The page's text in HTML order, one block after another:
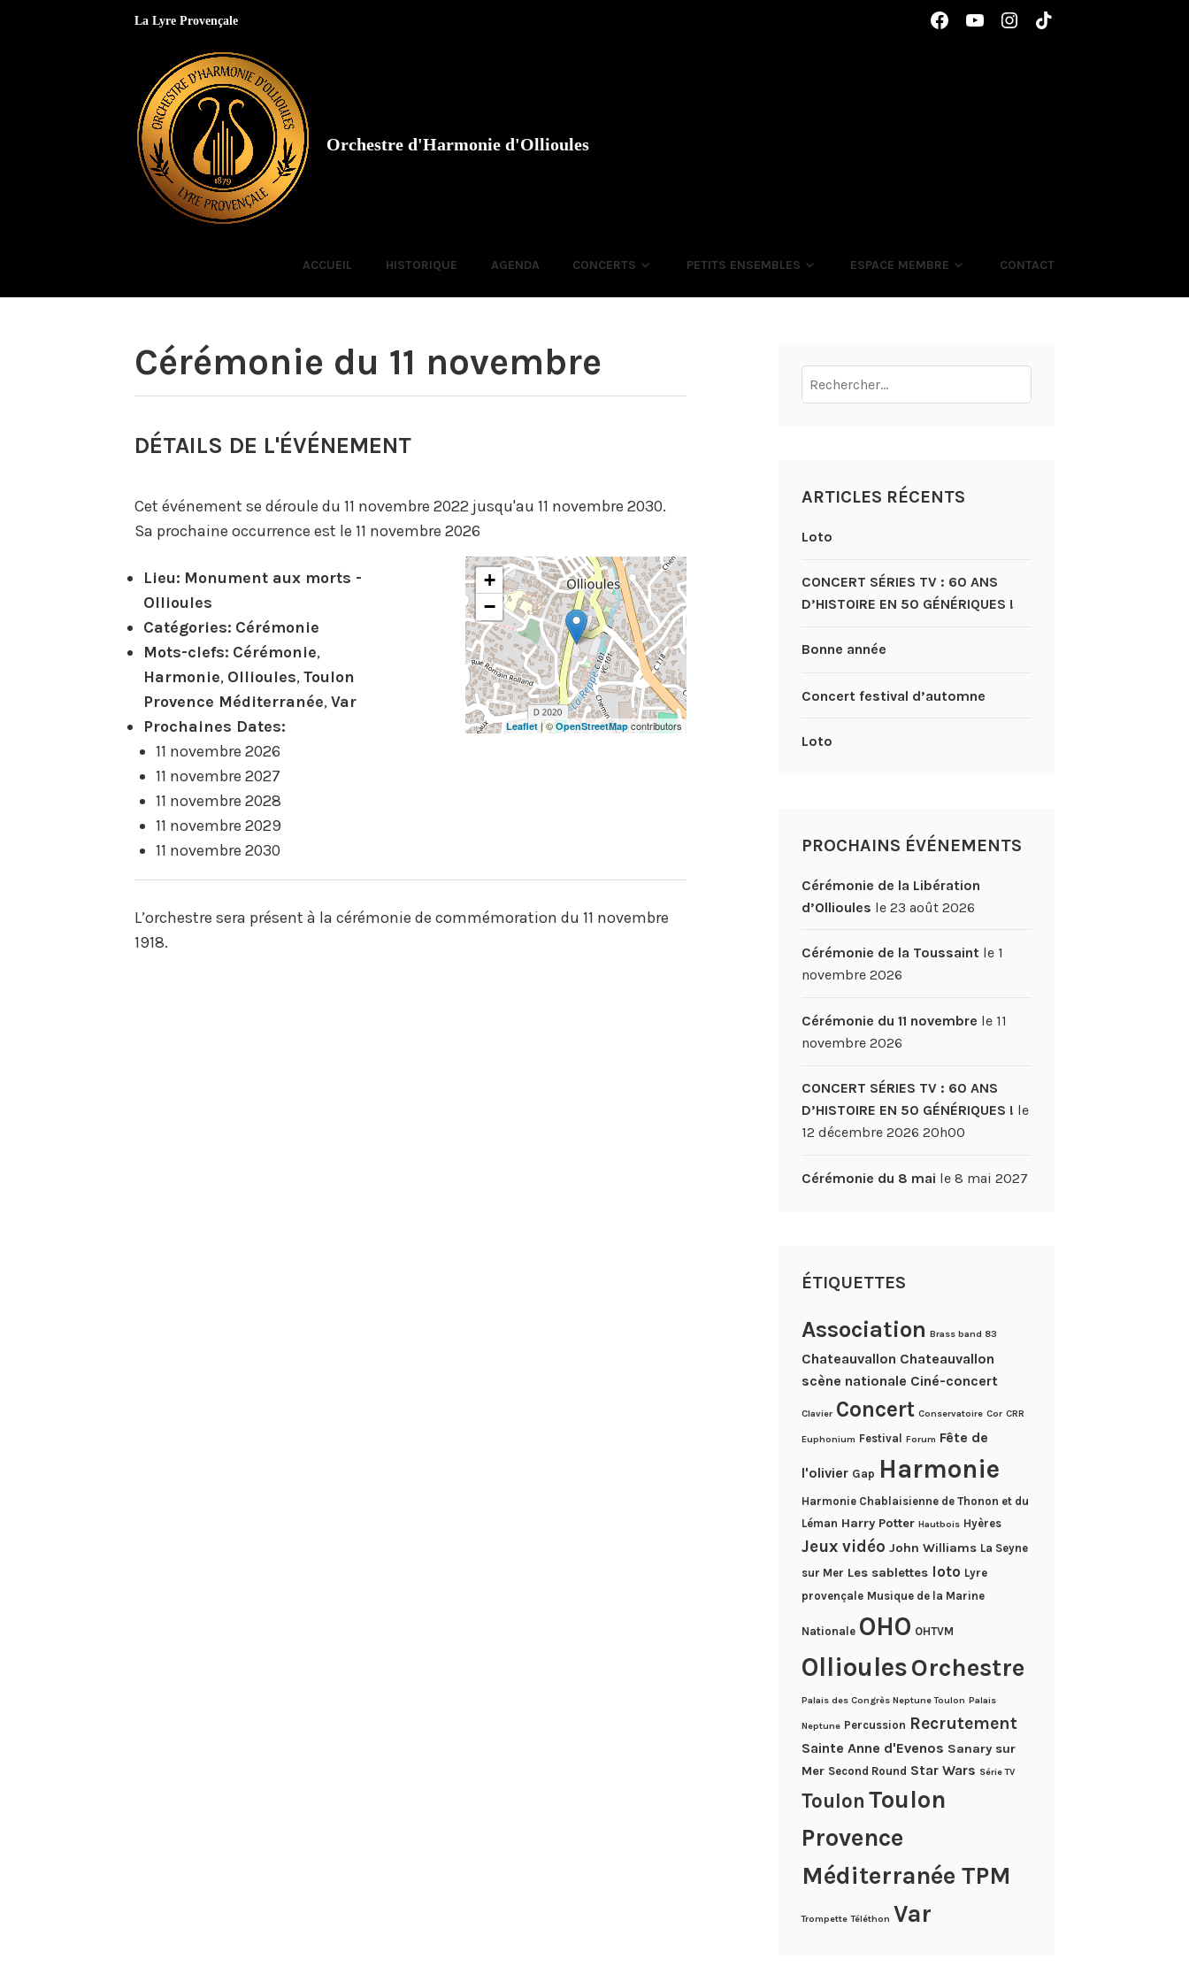
La Lyre Provençale
Élément
de
Élément
de
Élément
de
Élément
de
Orchestre d'Harmonie d'Ollioules
ACCUEIL HISTORIQUE AGENDA CONCERTS PETITS ENSEMBLES ESPACE MEMBRE CONTACT
Cérémonie du 11 novembre
DÉTAILS DE L'ÉVÉNEMENT
Cet événement se déroule du 11 novembre 2022 jusqu'au 11 novembre 2030.
Sa prochaine occurrence est le 11 novembre 2026
Lieu: Monument aux morts -
Ollioules
Catégories: Cérémonie
Mots-clefs: Cérémonie,
Harmonie, Ollioules,Toulon
Provence Méditerranée,Var
Prochaines Dates:
11 novembre 2026
11 novembre 2027
11 novembre 2028
11 novembre 2029
11 novembre 2030
+
−
Leaflet| ©OpenStreetMap contributors
L’orchestre sera présent à la cérémonie de commémoration du 11 novembre
1918.
Rechercher :
ARTICLES RÉCENTS
Loto
CONCERT SÉRIES TV : 60 ANS
D’HISTOIRE EN 50 GÉNÉRIQUES !
Bonne année
Concert festival d’automne
Loto
PROCHAINS ÉVÉNEMENTS
Cérémonie de la Libération
d’Ollioules le 23 août 2026
Cérémonie de la Toussaintle 1
novembre 2026
Cérémonie du 11 novembre le 11
novembre 2026
CONCERT SÉRIES TV : 60 ANS
D’HISTOIRE EN 50 GÉNÉRIQUES ! le
12 décembre 2026 20h00
Cérémonie du 8 mai le 8 mai 2027
ÉTIQUETTES
Association Brass band 83
Chateauvallon Chateauvallon
scène nationale Ciné-concert
Clavier Concert Conservatoire Cor CRR
Euphonium Festival Forum Fête de
l'olivier Gap Harmonie
Harmonie Chablaisienne de Thonon et du
Léman Harry Potter Hautbois Hyères
Jeux vidéo John Williams La Seyne
sur Mer Les sablettes loto Lyre
provençale Musique de la Marine
Nationale OHO OHTVM
OllioulesOrchestre
Palais des Congrès Neptune Toulon Palais
Neptune Percussion Recrutement
Sainte Anne d'Evenos Sanary sur
Mer Second Round Star Wars Série TV
Toulon Toulon
Provence
Méditerranée TPM
Trompette Téléthon Var